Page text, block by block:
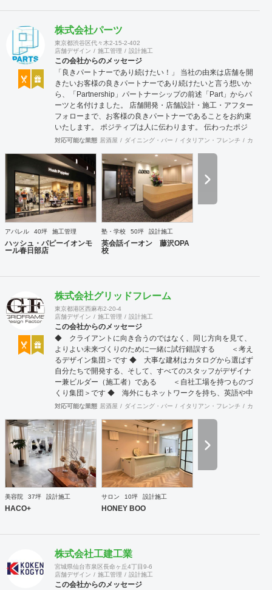
株式会社パーツ
東京都渋谷区代々木2-15-2-402
店舗デザイン
施工管理 設計施工
この会社からのメッセージ
「良きパートナーであり続けたい！」 当社の由来は店舗を開
きたいお客様の良きパートナーであり続けたいと言う想いか
ら、「Partnership」パートナーシップの前述「Part」からパ
ーツと名付けました。 店舗開発・店舗設計・施工・アフター
フォローまで、お客様の良きパートナーであることをお約束
いたします。 ポジティブは人に伝わります。 伝わったポジ
ティブが幸せを呼び込み、呼び込んだ幸せが、さらに大きな
社ならではの実績をご確認下さい。 <a
href="https://www.partsinc.co.jp/">https://www.partsinc.co.jp/</a>
対応可能な業態 居酒屋 ダイニング・バー イタリアン・フレンチ カフェ
アパレル 40坪 施工管理
ハッシュ・パピーイオンモ
ール春日部店
塾・学校 50坪 設計施工
英会話イーオン 藤沢OPA
校
株式会社グリッドフレーム
東京都港区西麻布2-20-4
店舗デザイン
施工管理 設計施工
この会社からのメッセージ
◆ クライアントに向き合うのではなく、同じ方向を見て、
よりよい未来づくりのために一緒に試行錯誤する ＜考え
るデザイン集団＞です ◆ 大事な建材はカタログから選ばず
自分たちで開発する、そして、すべてのスタッフがデザイナ
ー兼ビルダー（施工者）である ＜自社工場を持つものづ
くり集団＞です ◆ 海外にもネットワークを持ち、英語や中
国語に堪能なスタッフたちが、海外から国内への出店をスム
工案件、設計＋造作物の案件、施工案件、造作物制作など、
多様な請負形態が可能です。工場では金属を中心にさまざま
な素材を用いた制作が可能で、例えば通常デザイン性とは無
縁な特定防火設備（鉄扉）などにも高いデザイン性を施すこ
とも可能です。 GRIDFRAME とりかえのきかない空間
https://gridframe.co.jp/ Synes(シネス) 霧のようなやわらか
込む空間 https://sotochiku.com/
対応可能な業態 居酒屋 ダイニング・バー イタリアン・フレンチ カフェ
美容院 37坪 設計施工
HACO+
サロン 10坪 設計施工
HONEY BOO
株式会社工建工業
宮城県仙台市泉区長命ヶ丘4丁目9-6
店舗デザイン
施工管理 設計施工
この会社からのメッセージ